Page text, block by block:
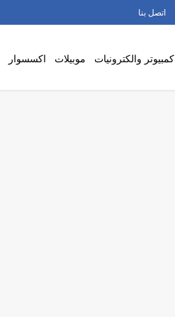
اتصل بنا
كمبيوتر والكترونيات موبيلات اكسسوار